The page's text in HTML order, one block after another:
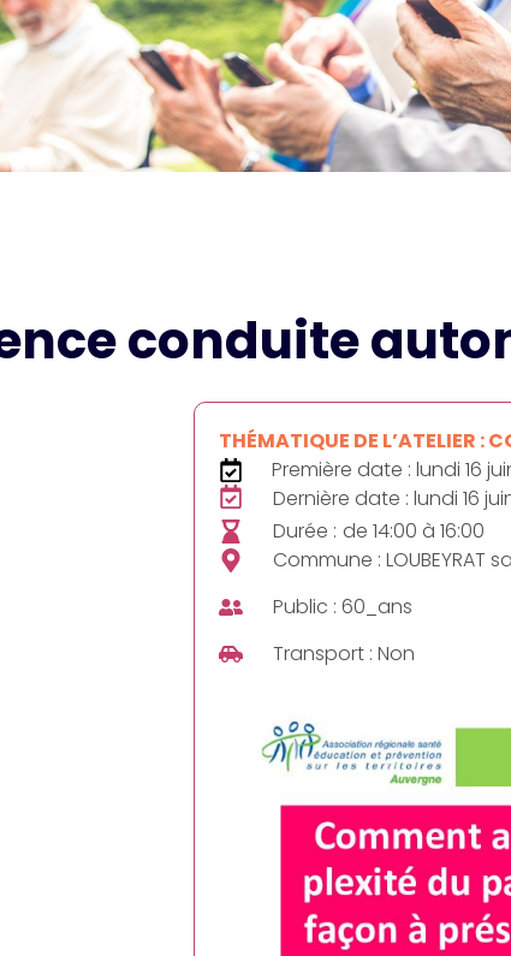
conduite
THÉMATIQUE DE L’ATELIER :
Première date : lundi 16
Dernière date : lundi 16
Durée : de 14:00 à 16:00
Commune : LOUBEYRAT
Public : 60_ans
Transport : Non